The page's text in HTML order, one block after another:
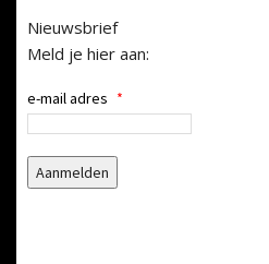
Nieuwsbrief
Meld je hier aan:
e-mail adres *